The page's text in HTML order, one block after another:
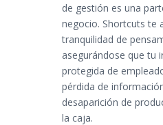
de gestión es una
negocio. Shortcuts te
tranquilidad de
asegurándose que tu
protegida de
pérdida de
desaparición de
la caja.